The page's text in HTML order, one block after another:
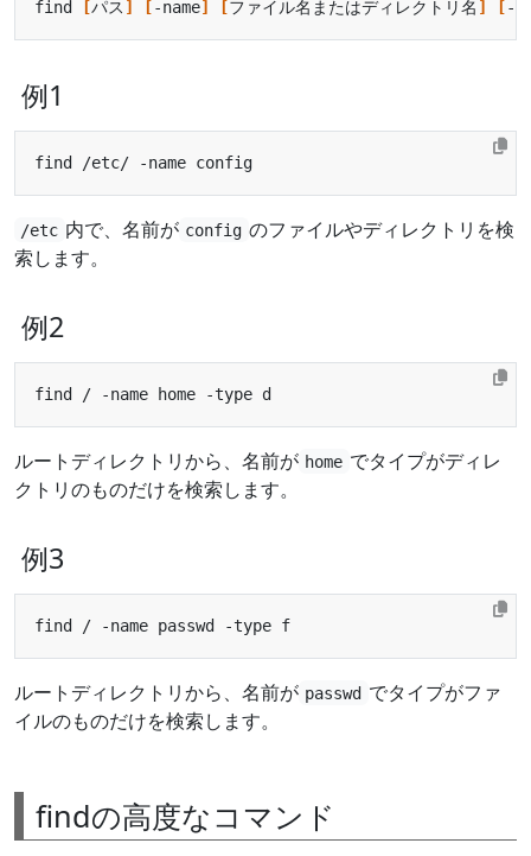
find [パス ] [-name] [ファイル名またはディレクトリ名 ] [-
例1
/etc 内で、名前が config のファイルやディレクトリを検
索します。
例2
ルートディレクトリから、名前が home でタイプがディレ
クトリのものだけを検索します。
例3
ルートディレクトリから、名前が passwd でタイプがファ
イルのものだけを検索します。
findの高度なコマンド